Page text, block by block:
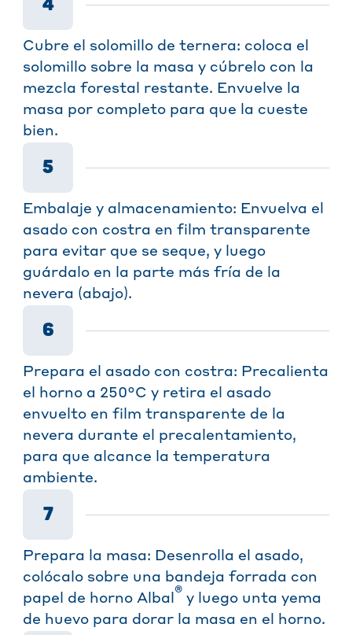
4
Cubre el solomillo de ternera: coloca el
solomillo sobre la masa y cúbrelo con la
mezcla forestal restante. Envuelve la
masa por completo para que la cueste
bien.
5
Embalaje y almacenamiento: Envuelva el
asado con costra en film transparente
para evitar que se seque, y luego
guárdalo en la parte más fría de la
nevera (abajo).
6
Prepara el asado con costra: Precalienta
el horno a 250°C y retira el asado
envuelto en film transparente de la
nevera durante el precalentamiento,
para que alcance la temperatura
ambiente.
7
Prepara la masa: Desenrolla el asado,
colócalo sobre una bandeja forrada con
papel de horno Albal ® y luego unta yema
de huevo para dorar la masa en el horno.